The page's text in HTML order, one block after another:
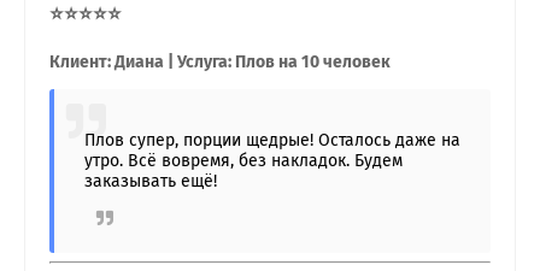
⭐⭐⭐⭐⭐
Клиент: Диана | Услуга: Плов на 10 человек
Плов супер, порции щедрые! Осталось даже на
утро. Всё вовремя, без накладок. Будем
заказывать ещё!